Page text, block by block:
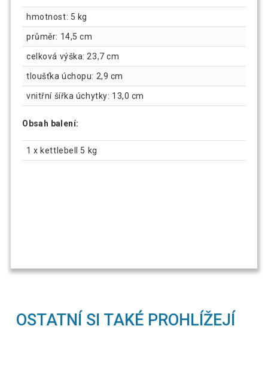
hmotnost: 5 kg
průměr: 14,5 cm
celková výška: 23,7 cm
tloušťka úchopu: 2,9 cm
vnitřní šířka úchytky: 13,0 cm
Obsah balení:
1 x kettlebell 5 kg
OSTATNÍ SI TAKÉ PROHLÍŽEJÍ